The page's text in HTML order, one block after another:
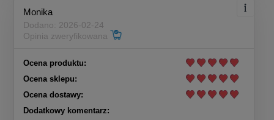
Monika
Dodano: 2026-02-24
Opinia zweryfikowana
Ocena produktu:
Ocena sklepu:
Ocena dostawy:
Dodatkowy komentarz: